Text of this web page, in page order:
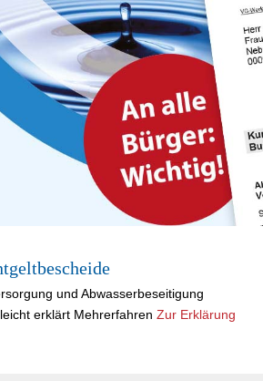
und Abwasserbeseitigung
erklärt Mehrerfahren Zur Erklärung